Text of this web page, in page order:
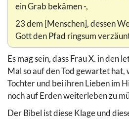
ein Grab bekämen -,
23 dem [Menschen], dessen
Gott den Pfad ringsum
Es mag sein, dass Frau X. in den
Mal so auf den Tod gewartet hat,
Tochter und bei ihren Lieben im
noch auf Erden weiterleben zu
Der Bibel ist diese Klage und